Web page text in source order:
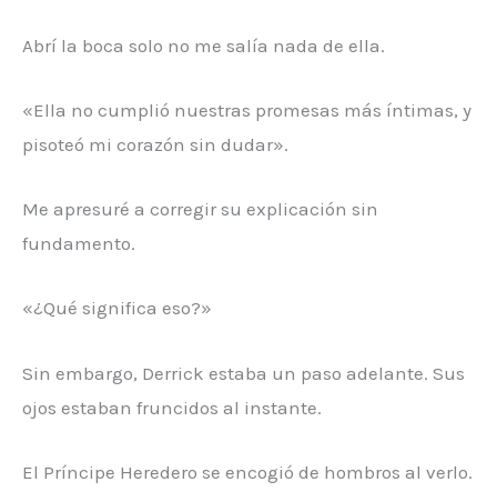
Abrí la boca solo no me salía nada de ella.
«Ella no cumplió nuestras promesas más íntimas, y
pisoteó mi corazón sin dudar».
Me apresuré a corregir su explicación sin
fundamento.
«¿Qué significa eso?»
Sin embargo, Derrick estaba un paso adelante. Sus
ojos estaban fruncidos al instante.
El Príncipe Heredero se encogió de hombros al verlo.